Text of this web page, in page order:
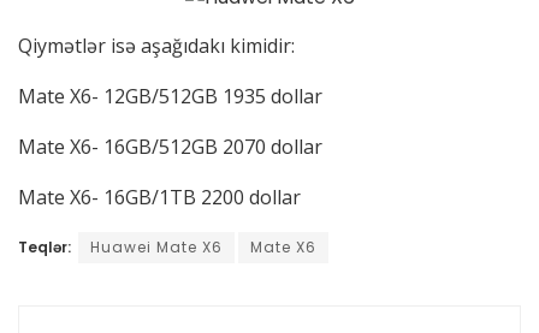
Qiymətlər isə aşağıdakı kimidir:
Mate X6- 12GB/512GB 1935 dollar
Mate X6- 16GB/512GB 2070 dollar
Mate X6- 16GB/1TB 2200 dollar
Teqlər: Huawei Mate X6 Mate X6